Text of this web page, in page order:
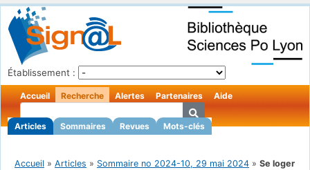
Établissement :
Accueil Recherche
Articles Sommaires Revues Mots-clés
Alertes Partenaires Aide
Accueil » Articles » Sommaire no 2024-10, 29 mai 2024 » Se loger